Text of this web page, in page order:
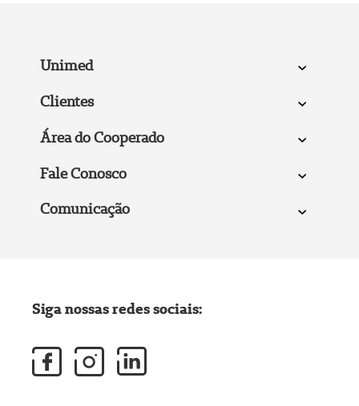
Unimed
Clientes
Área do Cooperado
Fale Conosco
Comunicação
Siga nossas redes sociais: